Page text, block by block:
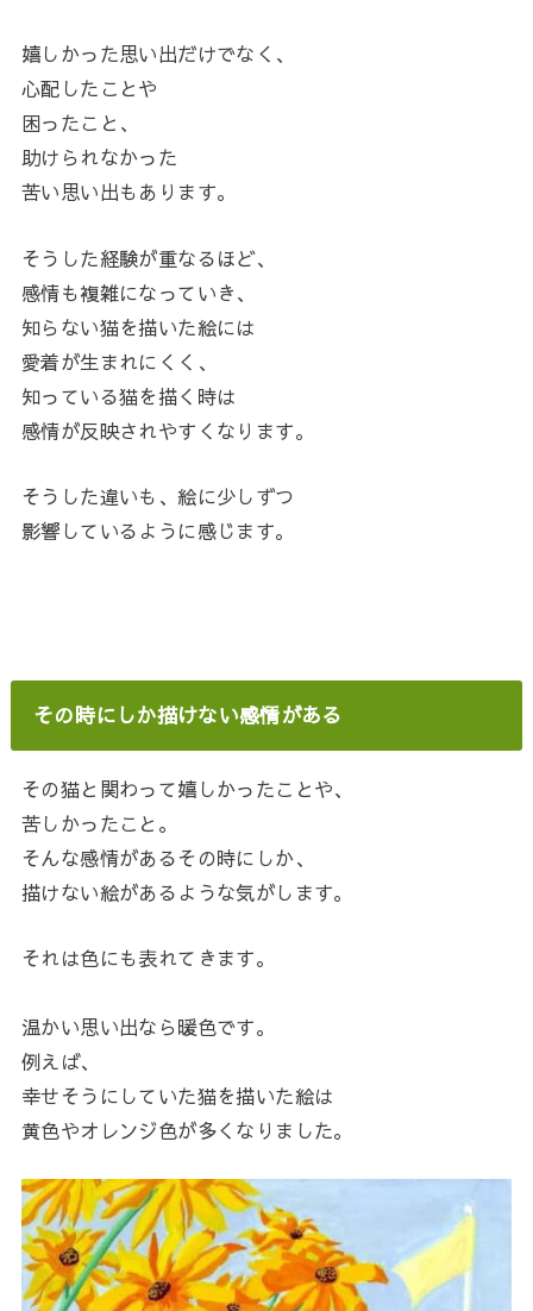
嬉しかった思い出だけでなく、
心配したことや
困ったこと、
助けられなかった
苦い思い出もあります。
そうした経験が重なるほど、
感情も複雑になっていき、
知らない猫を描いた絵には
愛着が生まれにくく、
知っている猫を描く時は
感情が反映されやすくなります。
そうした違いも、絵に少しずつ
影響しているように感じます。
その時にしか描けない感情がある
その猫と関わって嬉しかったことや、
苦しかったこと。
そんな感情があるその時にしか、
描けない絵があるような気がします。
それは色にも表れてきます。
温かい思い出なら暖色です。
例えば、
幸せそうにしていた猫を描いた絵は
黄色やオレンジ色が多くなりました。